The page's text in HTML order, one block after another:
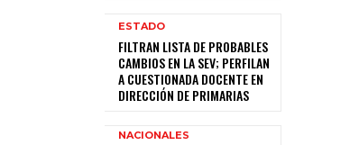
ESTADO
FILTRAN LISTA DE PROBABLES
CAMBIOS EN LA SEV; PERFILAN
A CUESTIONADA DOCENTE EN
DIRECCIÓN DE PRIMARIAS
NACIONALES